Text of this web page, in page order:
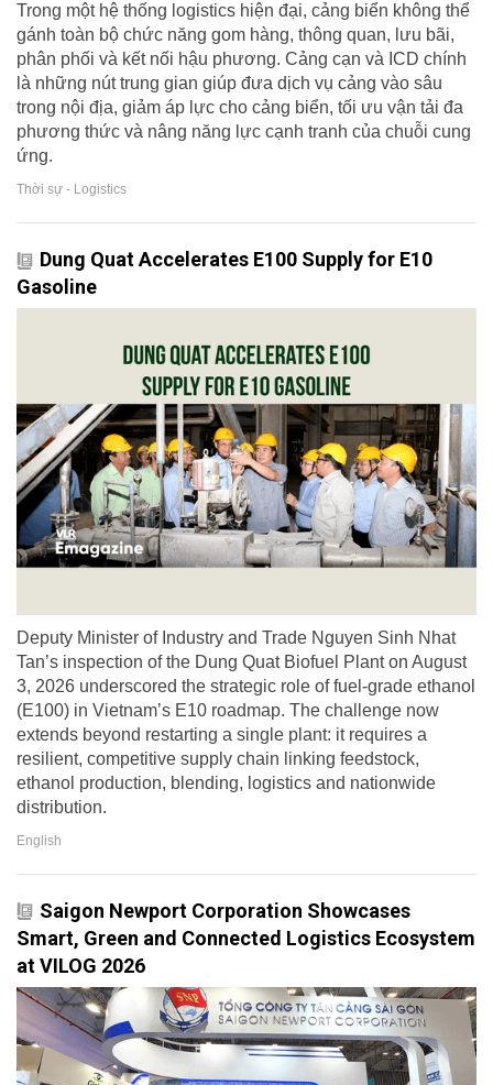
Trong một hệ thống logistics hiện đại, cảng biển không thể
gánh toàn bộ chức năng gom hàng, thông quan, lưu bãi,
phân phối và kết nối hậu phương. Cảng cạn và ICD chính
là những nút trung gian giúp đưa dịch vụ cảng vào sâu
trong nội địa, giảm áp lực cho cảng biển, tối ưu vận tải đa
phương thức và nâng năng lực cạnh tranh của chuỗi cung
ứng.
Thời sự - Logistics
Dung Quat Accelerates E100 Supply for E10
Gasoline
Deputy Minister of Industry and Trade Nguyen Sinh Nhat
Tan’s inspection of the Dung Quat Biofuel Plant on August
3, 2026 underscored the strategic role of fuel-grade ethanol
(E100) in Vietnam’s E10 roadmap. The challenge now
extends beyond restarting a single plant: it requires a
resilient, competitive supply chain linking feedstock,
ethanol production, blending, logistics and nationwide
distribution.
English
Saigon Newport Corporation Showcases
Smart, Green and Connected Logistics Ecosystem
at VILOG 2026